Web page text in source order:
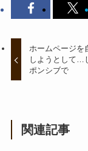
ホームページを
しようとして…
ポンシブで
関連記事